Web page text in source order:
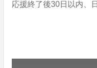
応援終了後30日以内、